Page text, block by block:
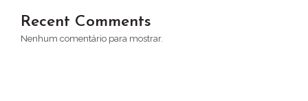
Recent Comments
Nenhum comentário para mostrar.